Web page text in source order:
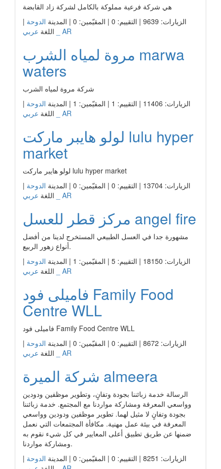
هي شركة فرعية مملوكة بالكامل لشركة زاد القابضة
الزيارات: 9639 | التقييم: 0 | المقيّمين: 0 | المدينة
الدوحة |
اللغة عربي _ AR
مروة لمياه الشرب marwa
waters
شركة مروة لمياه الشرب
الزيارات: 11406 | التقييم: 1 | المقيّمين: 1 | المدينة
الدوحة |
اللغة عربي _ AR
لولو هايبر ماركت lulu hyper
market
لولو هايبر ماركت lulu hyper market
الزيارات: 13704 | التقييم: 0 | المقيّمين: 0 | المدينة
الدوحة |
اللغة عربي _ AR
مركز قطر للعسل angel fire
مشهورة جدا في العسل الطبيعي المستخرج لدينا من أفضل
أنواع زهور الربيع.
الزيارات: 18150 | التقييم: 5 | المقيّمين: 1 | المدينة
الدوحة |
اللغة عربي _ AR
فاميلى فود Family Food
Centre WLL
فاميلى فود Family Food Centre WLL
الزيارات: 8672 | التقييم: 0 | المقيّمين: 0 | المدينة
الدوحة |
اللغة عربي _ AR
شركة الميرة almeera
الرسالة خدمة زبائننا بجودة وتفانٍ، وتطوير موظفين ودودين
وواسعي المعرفة ومشاركة مواردنا مع المجتمع. خدمة زبائننا
بجودة وتفانٍ لا مثيل لهما. تطوير موظفين ودودين وواسعي
المعرفة في بيئة عمل مهنية. مكافأة المجتمعات التي نعمل
ضمنها عن طريق تطبيق أعلى المعايير في كل شيء نقوم به
ومشاركة مواردنا.
الزيارات: 8251 | التقييم: 0 | المقيّمين: 0 | المدينة
الدوحة |